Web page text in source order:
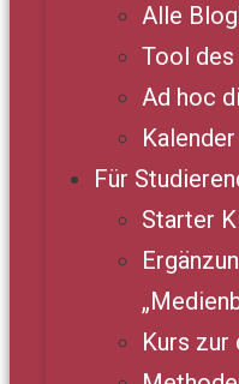
Alle
Tool
Ad hoc
Kalender
Für
Starter
Kurs zur